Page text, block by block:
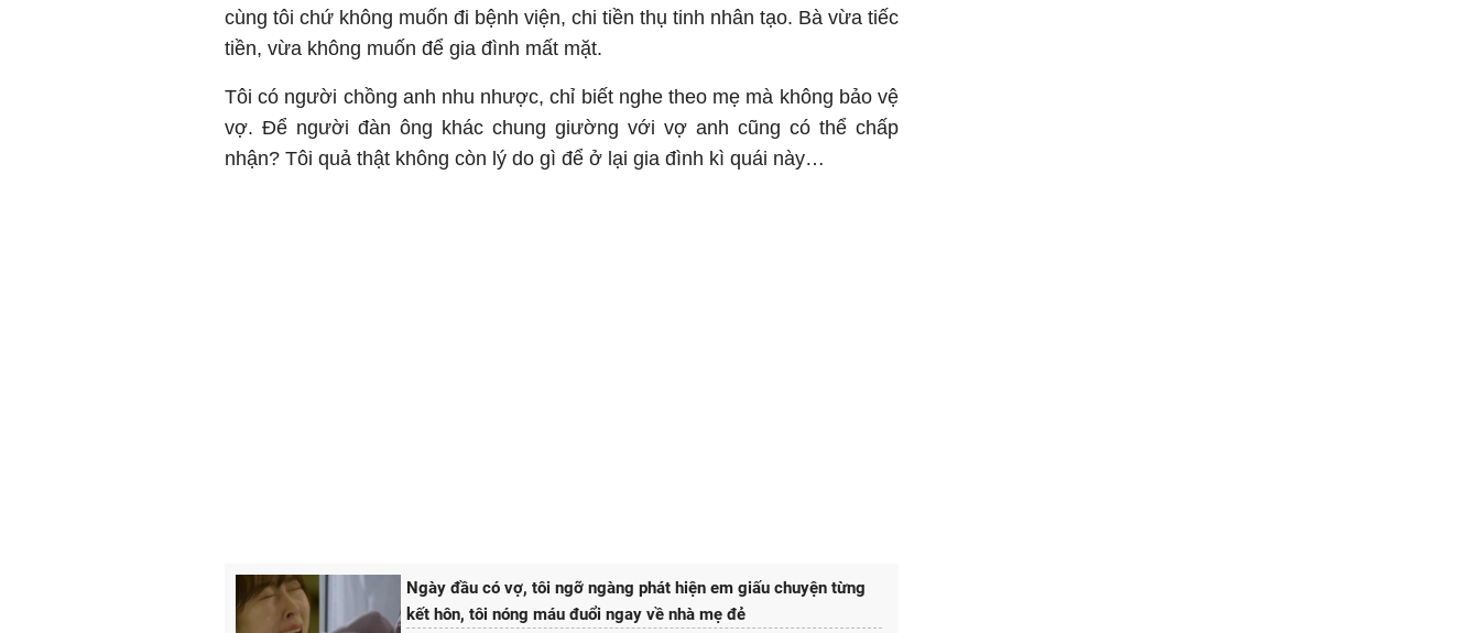
cùng tôi chứ không muốn đi bệnh viện, chi tiền thụ tinh nhân tạo. Bà vừa tiếc
tiền, vừa không muốn để gia đình mất mặt.
Tôi có người chồng anh nhu nhược, chỉ biết nghe theo mẹ mà không bảo vệ
vợ. Để người đàn ông khác chung giường với vợ anh cũng có thể chấp
nhận? Tôi quả thật không còn lý do gì để ở lại gia đình kì quái này…
Ngày đầu có vợ, tôi ngỡ ngàng phát hiện em giấu chuyện từng
kết hôn, tôi nóng máu đuổi ngay về nhà mẹ đẻ